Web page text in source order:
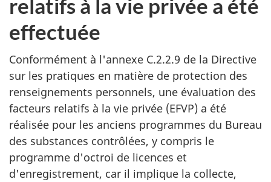
relatifs à la vie privée a été
effectuée
Conformément à l'annexe C.2.2.9 de la Directive
sur les pratiques en matière de protection des
renseignements personnels, une évaluation des
facteurs relatifs à la vie privée (EFVP) a été
réalisée pour les anciens programmes du Bureau
des substances contrôlées, y compris le
programme d'octroi de licences et
d'enregistrement, car il implique la collecte,